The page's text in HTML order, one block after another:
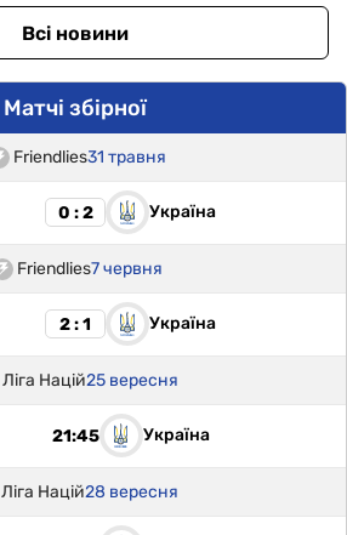
Всі новини
Матчі збірної
Friendlies31 травня
0 : 2 Україна
Friendlies7 червня
2 : 1 Україна
Ліга Націй25 вересня
21:45 Україна
Ліга Націй28 вересня